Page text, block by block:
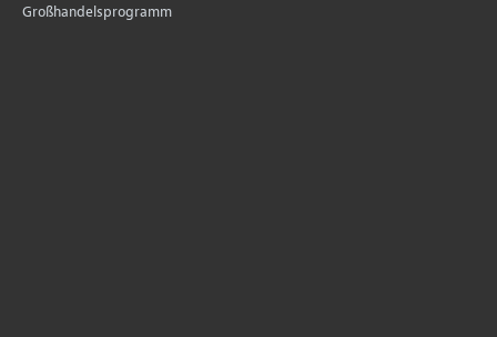
Großhandelsprogramm